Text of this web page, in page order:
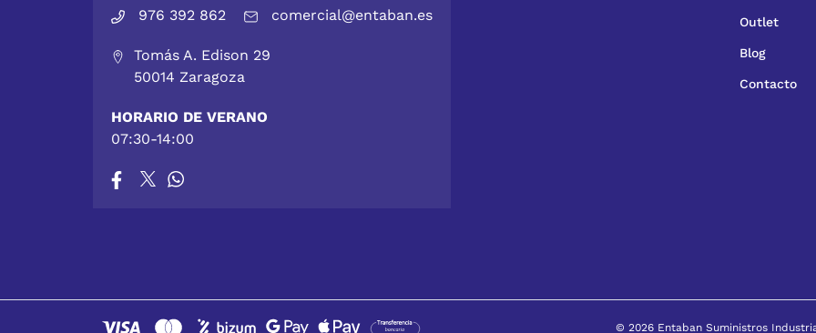
976 392 862 comercial@entaban.es
Tomás A. Edison 29
50014 Zaragoza
HORARIO DE VERANO
07:30-14:00
Outlet
Blog
Contacto
© 2026 Entaban Suministros